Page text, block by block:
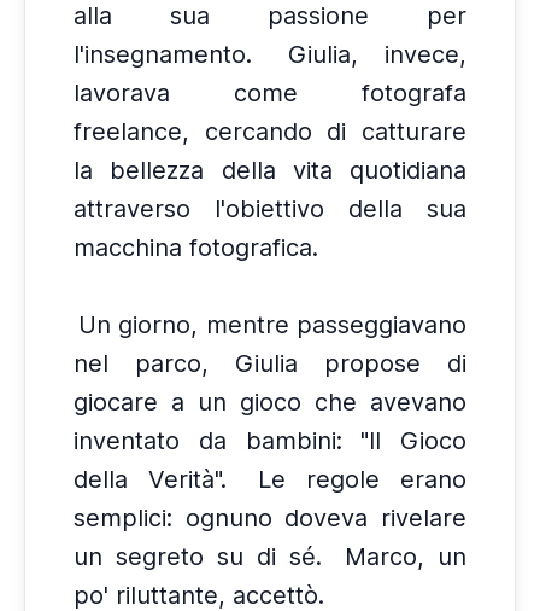
alla sua passione per
l'insegnamento.
Giulia, invece,
lavorava come fotografa
freelance, cercando di catturare
la bellezza della vita quotidiana
attraverso l'obiettivo della sua
macchina fotografica.
Un giorno, mentre passeggiavano
nel parco, Giulia propose di
giocare a un gioco che avevano
inventato da bambini: "Il Gioco
della Verità".
Le regole erano
semplici: ognuno doveva rivelare
un segreto su di sé.
Marco, un
po' riluttante, accettò.